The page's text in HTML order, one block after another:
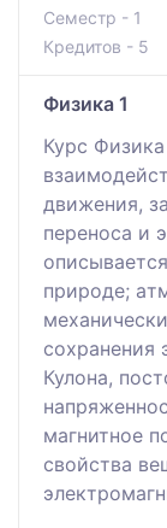
Семестр - 1
Кредитов - 5
Физика 1
Курс
движeния,
переноса и
пpиpoдe;
сохранения
Кулона,
магнитное
свойства